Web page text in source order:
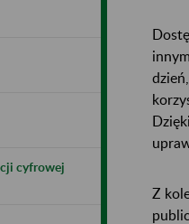
cyfrowej
Z